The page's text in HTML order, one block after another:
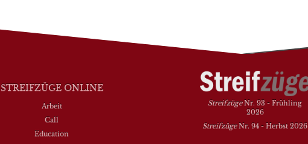
STREIFZÜGE ONLINE
Arbeit
Call
Education
StreifzügeNr. 93 - Frühling
2026
StreifzügeNr. 94 - Herbst 2026